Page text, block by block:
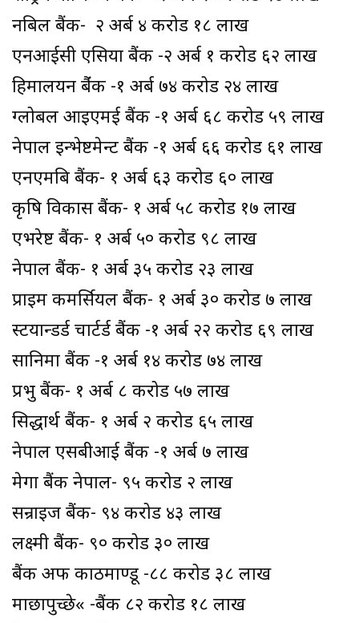
नबिल बैंक- २ अर्ब ४ करोड १८ लाख
एनआईसी एसिया बैंक -२ अर्ब १ करोड ६२ लाख
हिमालयन बैंंक -१ अर्ब ७४ करोड २४ लाख
ग्लोबल आइएमई बैंक -१ अर्ब ६८ करोड ५९ लाख
नेपाल इन्भेष्टमेन्ट बैंक -१ अर्ब ६६ करोड ६१ लाख
एनएमबि बैंक- १ अर्ब ६३ करोड ६० लाख
कृषि विकास बैंक- १ अर्ब ५८ करोड १७ लाख
एभरेष्ट बैंक- १ अर्ब ५० करोड ९८ लाख
नेपाल बैंक- १ अर्ब ३५ करोड २३ लाख
प्राइम कमर्सियल बैंक- १ अर्ब ३० करोड ७ लाख
स्टयान्डर्ड चार्टर्ड बैंक -१ अर्ब २२ करोड ६९ लाख
सानिमा बैंक -१ अर्ब १४ करोड ७४ लाख
प्रभु बैंक- १ अर्ब ८ करोड ५७ लाख
सिद्धार्थ बैंक- १ अर्ब २ करोड ६५ लाख
नेपाल एसबीआई बैंक -१ अर्ब ७ लाख
मेगा बैंक नेपाल- ९५ करोड २ लाख
सन्राइज बैंक- ९४ करोड ४३ लाख
लक्ष्मी बैंक- ९० करोड ३० लाख
बैंक अफ काठमाण्डू -८८ करोड ३८ लाख
माछापुच्छे« -बैंक ८२ करोड १८ लाख